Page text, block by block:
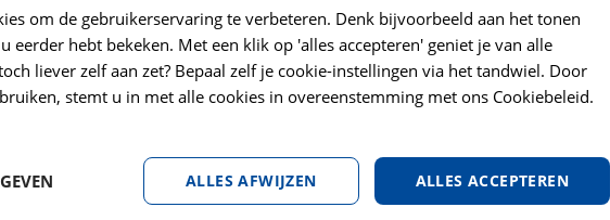
mg, Vit. B3: 6000 mg, Vit. B5:
7200 µg, Taurine: 3100 mg.
90%, Ca. 0,0043%, P 0,28%, Na
om de gebruikerservaring te verbeteren. Denk bijvoorbeeld aan het tonen
eerder hebt bekeken. Met een klik op 'alles accepteren' geniet je van alle
liever zelf aan zet? Bepaal zelf je cookie-instellingen via het tandwiel. Door
stemt u in met alle cookies in overeenstemming met ons Cookiebeleid.
ALLES ACCEPTEREN
ALLES AFWIJZEN